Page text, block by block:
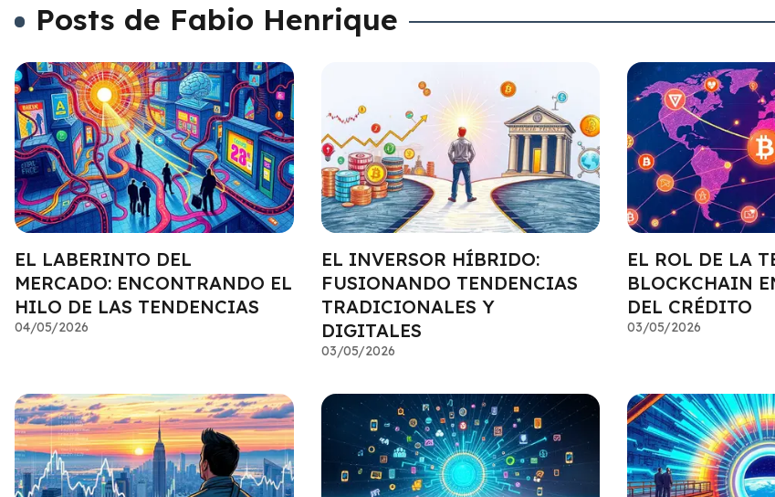
Posts de Fabio Henrique
EL LABERINTO DEL
MERCADO: ENCONTRANDO EL
HILO DE LAS TENDENCIAS
04/05/2026
EL INVERSOR HÍBRIDO:
FUSIONANDO TENDENCIAS
TRADICIONALES Y
DIGITALES
03/05/2026
EL ROL DE LA
BLOCKCHAIN
DEL CRÉDITO
03/05/2026